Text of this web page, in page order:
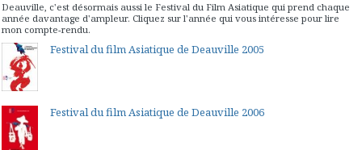
Deauville, c'est désormais aussi le Festival du Film Asiatique qui prend chaque
année davantage d'ampleur. Cliquez sur l'année qui vous intéresse pour lire
mon compte-rendu.
Festival du film Asiatique de Deauville 2005
Festival du film Asiatique de Deauville 2006